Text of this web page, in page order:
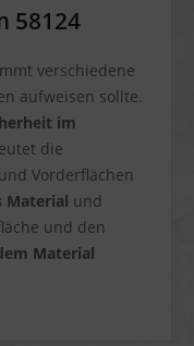
58124
verschiedene
aufweisen sollte.
im
die
Vorderflächen
Material und
und den
Material